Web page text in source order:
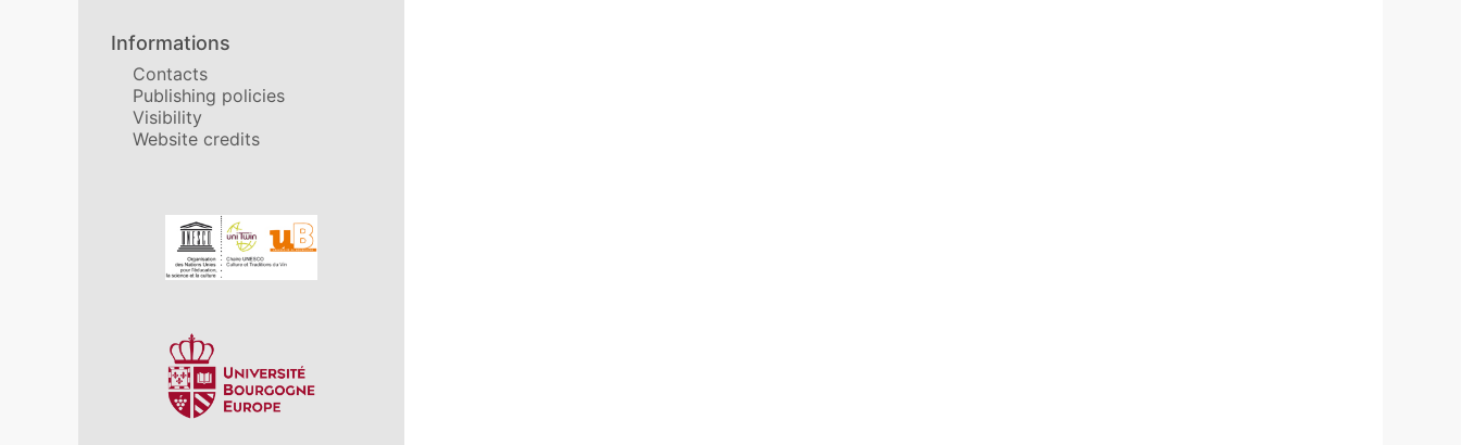
Informations
Contacts
Publishing policies
Visibility
Website credits
In collaboration with